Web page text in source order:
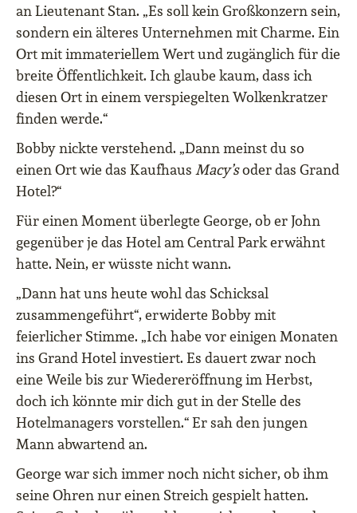
an Lieutenant Stan. „Es soll kein Großkonzern sein,
sondern ein älteres Unternehmen mit Charme. Ein
Ort mit immateriellem Wert und zugänglich für die
breite Öffentlichkeit. Ich glaube kaum, dass ich
diesen Ort in einem verspiegelten Wolkenkratzer
finden werde.“
Bobby nickte verstehend. „Dann meinst du so
einen Ort wie das Kaufhaus Macy’soder das Grand
Hotel?“
Für einen Moment überlegte George, ob er John
gegenüber je das Hotel am Central Park erwähnt
hatte. Nein, er wüsste nicht wann.
„Dann hat uns heute wohl das Schicksal
zusammengeführt“, erwiderte Bobby mit
feierlicher Stimme. „Ich habe vor einigen Monaten
ins Grand Hotel investiert. Es dauert zwar noch
eine Weile bis zur Wiedereröffnung im Herbst,
doch ich könnte mir dich gut in der Stelle des
Hotelmanagers vorstellen.“ Er sah den jungen
Mann abwartend an.
George war sich immer noch nicht sicher, ob ihm
seine Ohren nur einen Streich gespielt hatten.